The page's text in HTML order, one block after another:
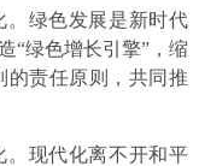
绿色发展是新时代
“绿色增长引擎”，缩
的责任原则，共同推
现代化离不开和平